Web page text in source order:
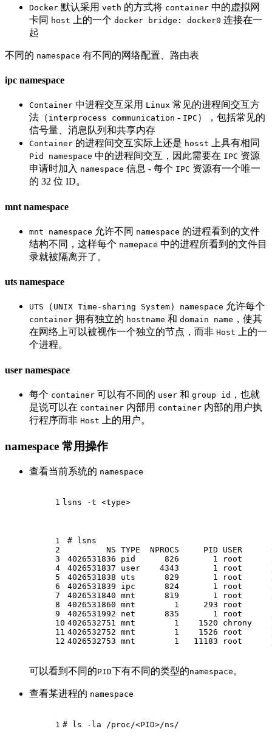
Docker 默认采用 veth 的方式将 container 中的虚拟网
卡同 host 上的一个 docker bridge: docker0 连接在一
起
不同的 namespace 有不同的网络配置、路由表
ipc namespace
Container 中进程交互采用 Linux 常见的进程间交互方
法（ interprocess communication - IPC ），包括常见的
信号量、消息队列和共享内存
Container 的进程间交互实际上还是 hosst 上具有相同
Pid namespace 中的进程间交互，因此需要在 IPC 资源
申请时加入 namespace 信息 - 每个 IPC 资源有一个唯一
的 32 位 ID。
mnt namespace
mnt namespace 允许不同 namespace 的进程看到的文件
结构不同，这样每个 namepace 中的进程所看到的文件目
录就被隔离开了。
uts namespace
UTS （ UNIX Time-sharing System） namespace 允许每个
container 拥有独立的 hostname 和 domain name ，使其
在网络上可以被视作一个独立的节点，而非 Host 上的一
个进程。
user namespace
每个 container 可以有不同的 user 和 group id ，也就
是说可以在 container 内部用 container 内部的用户执
行程序而非 Host 上的用户。
namespace 常用操作
查看当前系统的 namespace
1 lsns -t <type>
1
2
3
4
5
6
7
8
9
10
11
12
#
lsns
NS TYPE  NPROCS     PID USER
4026531836 pid      826       1 root      /
4026531837 user    4343       1 root
4026531838 uts      829       1 root      /
4026531839 ipc      824       1 root      /
4026531840 mnt      819       1 root      /
4026531860 mnt        1     293 root
4026531992 net      835       1 root      /
4026532751 mnt        1    1520 chrony
4026532752 mnt        1    1526 root      /
4026532753 mnt        1   11183 root      /
可以看到不同的PID下有不同的类型的namespace 。
查看某进程的 namespace
1 # ls -la /proc/<PID>/ns/